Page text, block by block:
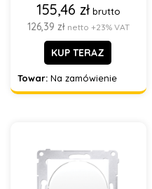
155,46 zł brutto
126,39 zł netto +23% VAT
KUP TERAZ
Towar: Na zamówienie